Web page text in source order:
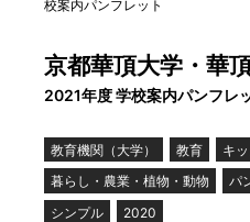
校案内パンフレット
京都華頂大学・華
2021年度 学校案内パンフレ
教育機関（大学） 教育
キ
暮らし・農業・植物・動物
パ
シンプル
2020